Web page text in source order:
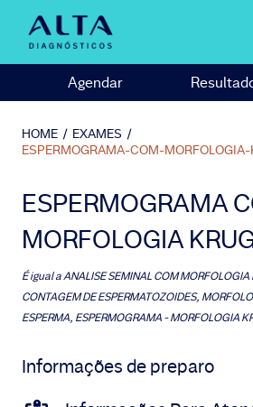
Agendar
HOME / EXAMES /
ESPERMOGRAMA-COM-MORFOLOGIA-
ESPERMOGRAMA
MORFOLOGIA
É igual aANALISE SEMINAL COM MORFOLOGIA
CONTAGEM DE ESPERMATOZOIDES,
ESPERMA, ESPERMOGRAMA - MORFOLOGIA
Informações de preparo